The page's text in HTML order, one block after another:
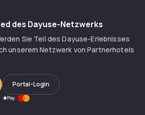
des Dayuse-Netzwerks
Sie Teil des Dayuse-Erlebnisses
unserem Netzwerk von Partnerhotels
Portal-Login